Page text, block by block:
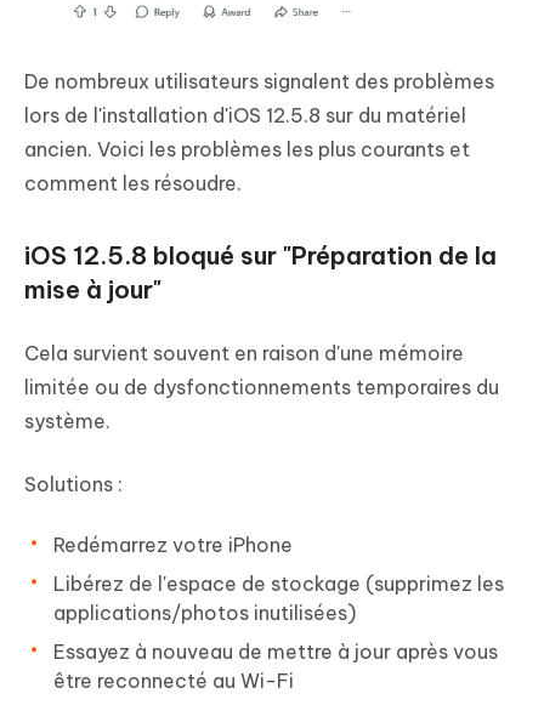
De nombreux utilisateurs signalent des problèmes
lors de l'installation d'iOS 12.5.8 sur du matériel
ancien. Voici les problèmes les plus courants et
comment les résoudre.
iOS 12.5.8 bloqué sur "Préparation de la
mise à jour"
Cela survient souvent en raison d'une mémoire
limitée ou de dysfonctionnements temporaires du
système.
Solutions :
Redémarrez votre iPhone
Libérez de l'espace de stockage (supprimez les
applications/photos inutilisées)
Essayez à nouveau de mettre à jour après vous
être reconnecté au Wi-Fi